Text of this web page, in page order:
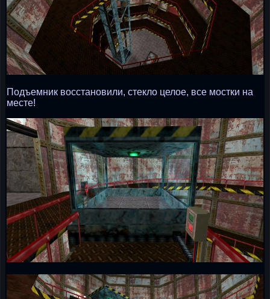
Подъемник восстановили, стекло целое, все мостки на
месте!